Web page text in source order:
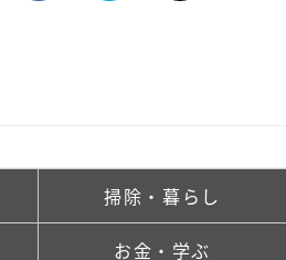
掃除・暮らし
お金・学ぶ